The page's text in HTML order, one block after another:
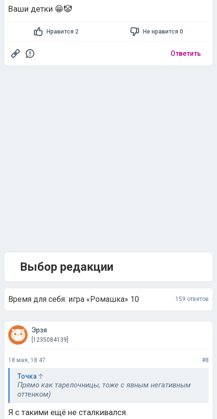
Ваши детки 😁🤡
Нравится 2 Не нравится 0
Ответить
Выбор редакции
Время для себя: игра «Ромашка» 10 159 ответов
Эрзя
[1235084139]
18 мая, 18:47 #8
Точка
Прямо как тарелочницы, тоже с явным негативным
оттенком)
Я с такими ещё не сталкивался.